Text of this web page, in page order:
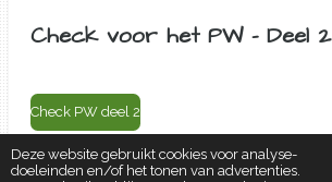
Deze website gebruikt cookies voor analyse-
doeleinden en/of het tonen van advertenties.
Check voor het PW - Deel 2
Check PW deel 2